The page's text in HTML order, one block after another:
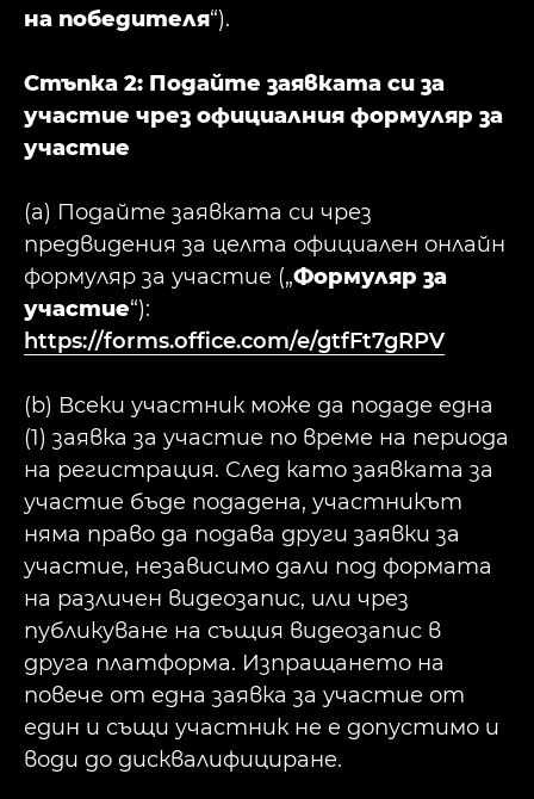
на победителя“).
Стъпка 2: Подайте заявката си за
участие чрез официалния формуляр за
участие
(a) Подайте заявката си чрез
предвидения за целта официален онлайн
формуляр за участие („Формуляр за
участие“):
https://forms.office.com/e/gtfFt7gRPV
(b) Всеки участник може да подаде една
(1) заявка за участие по време на периода
на регистрация. След като заявката за
участие бъде подадена, участникът
няма право да подава други заявки за
участие, независимо дали под формата
на различен видеозапис, или чрез
публикуване на същия видеозапис в
друга платформа. Изпращането на
повече от една заявка за участие от
един и същи участник не е допустимо и
води до дисквалифициране.